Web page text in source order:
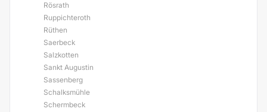
Rösrath
Ruppichteroth
Rüthen
Saerbeck
Salzkotten
Sankt Augustin
Sassenberg
Schalksmühle
Schermbeck